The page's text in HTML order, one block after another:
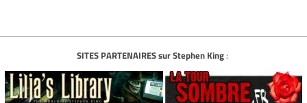
SITES PARTENAIRES sur Stephen King: